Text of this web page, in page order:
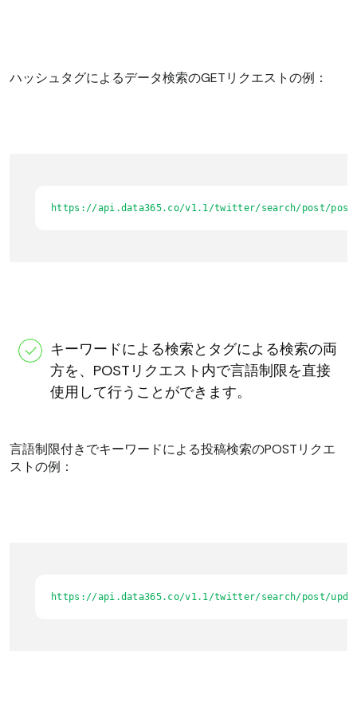
ハッシュタグによるデータ検索のGETリクエストの例：
https://api.data365.co/v1.1/twitter/search/post/
キーワードによる検索とタグによる検索の両
方を、POSTリクエスト内で言語制限を直接
使用して行うことができます。
言語制限付きでキーワードによる投稿検索のPOSTリクエ
ストの例：
https://api.data365.co/v1.1/twitter/search/post/